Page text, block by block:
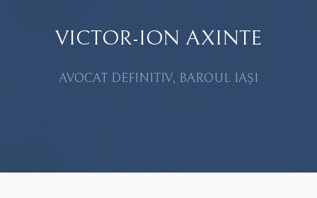
VICTOR-ION AXINTE
AVOCAT DEFINITIV, BAROUL IAȘI